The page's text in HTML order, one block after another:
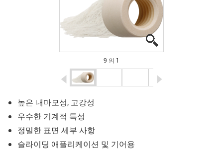
9 의 1
igus-icon-arrow-left
높은 내마모성, 고강성
우수한 기계적 특성
정밀한 표면 세부 사항
슬라이딩 애플리케이션 및 기어용